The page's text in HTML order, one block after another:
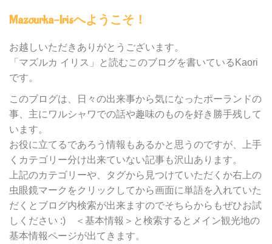
の
テ
ゴ
ー
別
検
索
Mazourka-Irisへようこそ！
お越しいただきありがとうございます。
「マズルカ イリス」と読むこのブログを書いているKaori
です。
このブログは、日々の出来事から気になったポーランドの
事、主にワルシャワでの話や趣味のものを好き勝手残して
います。
お役に立てるであろう情報もあるかと思うのですが、上手
くカテゴリー分け出来ていない記事も沢山あります。
上記のカテゴリーや、タグから見つけていただくか右上の
虫眼鏡マークをクリックしてから画面に単語を入れていた
だくとブログ内検索が出来ますのでそちらからもぜひお試
しください :) ＜基本情報＞と検索するとメイン観光地の
基本情報ページが出てきます。